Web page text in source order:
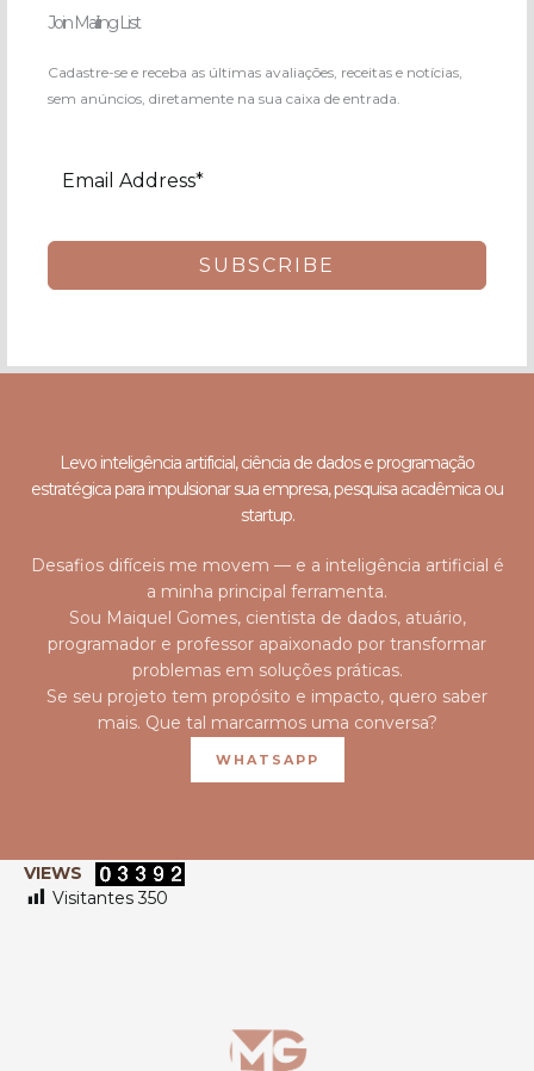
Join Mailing List
Cadastre-se e receba as últimas avaliações, receitas e notícias,
sem anúncios, diretamente na sua caixa de entrada.
SUBSCRIBE
Levo inteligência artificial, ciência de dados e programação
estratégica para impulsionar sua empresa, pesquisa acadêmica ou
startup.
Desafios difíceis me movem — e a inteligência artificial é
a minha principal ferramenta.
Sou Maiquel Gomes, cientista de dados, atuário,
programador e professor apaixonado por transformar
problemas em soluções práticas.
Se seu projeto tem propósito e impacto, quero saber
mais. Que tal marcarmos uma conversa?
WHATSAPP
VIEWS
Visitantes 350